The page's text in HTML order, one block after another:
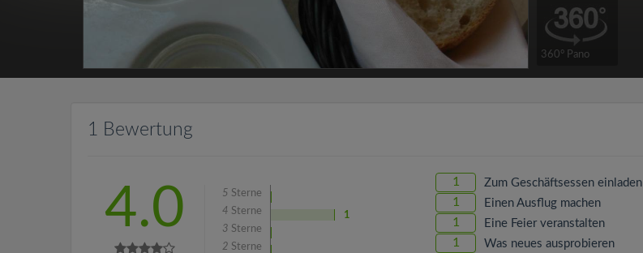
360° Pano
1 Bewertung
4.0 5 Sterne
4 Sterne
1
3 Sterne
2 Sterne
1 Zum Geschäftsessen einladen
1 Einen Ausflug machen
1 Eine Feier veranstalten
1 Was neues ausprobieren